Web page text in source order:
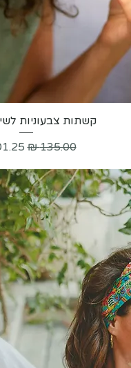
תצוגה
קשתות צבעוניות
מחיר רגיל‏135.00 ‏₪